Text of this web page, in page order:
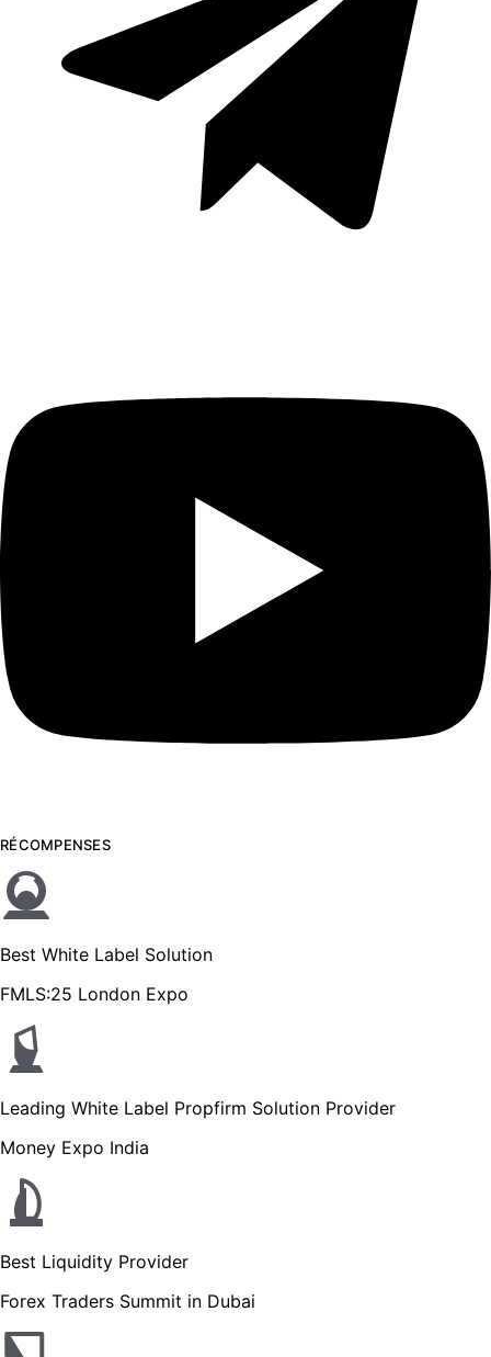
RÉCOMPENSES
Best White Label Solution
FMLS:25 London Expo
Leading White Label Propfirm Solution Provider
Money Expo India
Best Liquidity Provider
Forex Traders Summit in Dubai